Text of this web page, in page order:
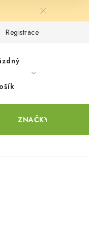
Registrace
ZNAČKY